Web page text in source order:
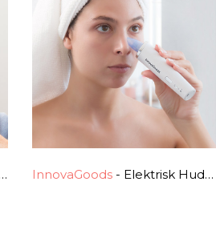
InnovaGoods - Elektrisk Hudormfjerner InnovaGoods